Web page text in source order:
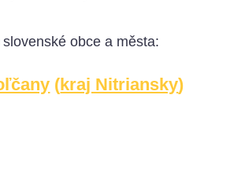
obce a města:
(kraj Nitriansky)